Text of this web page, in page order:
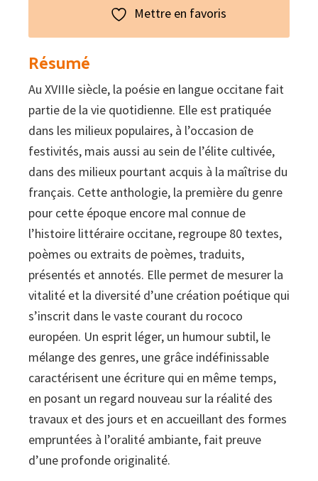
d'Oc
:
Une
anthologie
poétique
(1690-
1789)
Mettre en favoris
Résumé
Au XVIIIe siècle, la poésie en langue occitane fait
partie de la vie quotidienne. Elle est pratiquée
dans les milieux populaires, à l’occasion de
festivités, mais aussi au sein de l’élite cultivée,
dans des milieux pourtant acquis à la maîtrise du
français. Cette anthologie, la première du genre
pour cette époque encore mal connue de
l’histoire littéraire occitane, regroupe 80 textes,
poèmes ou extraits de poèmes, traduits,
présentés et annotés. Elle permet de mesurer la
vitalité et la diversité d’une création poétique qui
s’inscrit dans le vaste courant du rococo
européen. Un esprit léger, un humour subtil, le
mélange des genres, une grâce indéfinissable
caractérisent une écriture qui en même temps,
en posant un regard nouveau sur la réalité des
travaux et des jours et en accueillant des formes
empruntées à l’oralité ambiante, fait preuve
d’une profonde originalité.